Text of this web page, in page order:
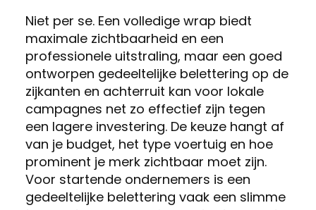
Niet per se. Een volledige wrap biedt
maximale zichtbaarheid en een
professionele uitstraling, maar een goed
ontworpen gedeeltelijke belettering op de
zijkanten en achterruit kan voor lokale
campagnes net zo effectief zijn tegen
een lagere investering. De keuze hangt af
van je budget, het type voertuig en hoe
prominent je merk zichtbaar moet zijn.
Voor startende ondernemers is een
gedeeltelijke belettering vaak een slimme